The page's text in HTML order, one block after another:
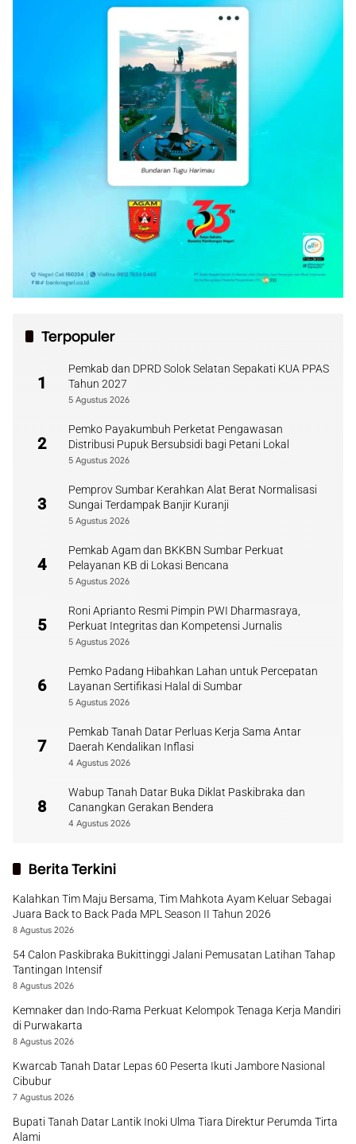
Terpopuler
1
Pemkab dan DPRD Solok Selatan Sepakati KUA PPAS
Tahun 2027
5 Agustus 2026
2
Pemko Payakumbuh Perketat Pengawasan
Distribusi Pupuk Bersubsidi bagi Petani Lokal
5 Agustus 2026
3
Pemprov Sumbar Kerahkan Alat Berat Normalisasi
Sungai Terdampak Banjir Kuranji
5 Agustus 2026
4
Pemkab Agam dan BKKBN Sumbar Perkuat
Pelayanan KB di Lokasi Bencana
5 Agustus 2026
5
Roni Aprianto Resmi Pimpin PWI Dharmasraya,
Perkuat Integritas dan Kompetensi Jurnalis
5 Agustus 2026
6
Pemko Padang Hibahkan Lahan untuk Percepatan
Layanan Sertifikasi Halal di Sumbar
5 Agustus 2026
7
Pemkab Tanah Datar Perluas Kerja Sama Antar
Daerah Kendalikan Inflasi
4 Agustus 2026
8
Wabup Tanah Datar Buka Diklat Paskibraka dan
Canangkan Gerakan Bendera
4 Agustus 2026
Berita Terkini
Kalahkan Tim Maju Bersama, Tim Mahkota Ayam Keluar Sebagai
Juara Back to Back Pada MPL Season II Tahun 2026
8 Agustus 2026
54 Calon Paskibraka Bukittinggi Jalani Pemusatan Latihan Tahap
Tantingan Intensif
8 Agustus 2026
Kemnaker dan Indo-Rama Perkuat Kelompok Tenaga Kerja Mandiri
di Purwakarta
8 Agustus 2026
Kwarcab Tanah Datar Lepas 60 Peserta Ikuti Jambore Nasional
Cibubur
7 Agustus 2026
Bupati Tanah Datar Lantik Inoki Ulma Tiara Direktur Perumda Tirta
Alami